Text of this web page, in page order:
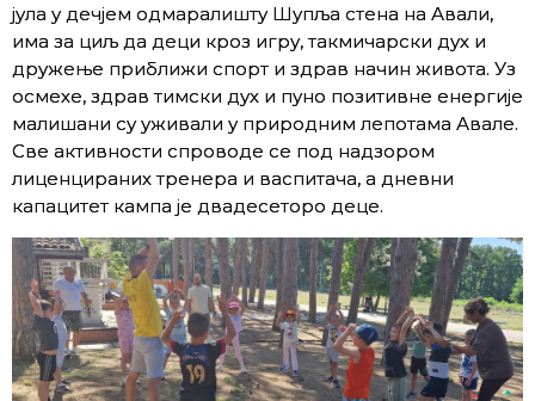
јула у дечјем одмаралишту Шупља стена на Авали,
има за циљ да деци кроз игру, такмичарски дух и
дружење приближи спорт и здрав начин живота. Уз
осмехе, здрав тимски дух и пуно позитивне енергије
малишани су уживали у природним лепотама Авале.
Све активности спроводе се под надзором
лиценцираних тренера и васпитача, а дневни
капацитет кампа је двадесеторо деце.